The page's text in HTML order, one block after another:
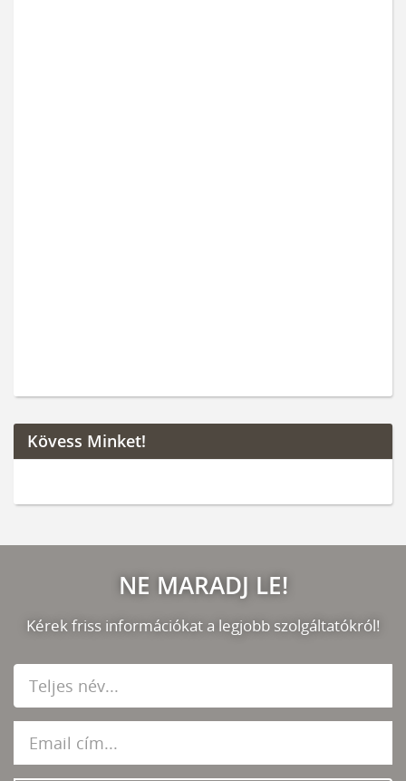
Kövess Minket!
NE MARADJ LE!
Kérek friss információkat a legjobb szolgáltatókról!